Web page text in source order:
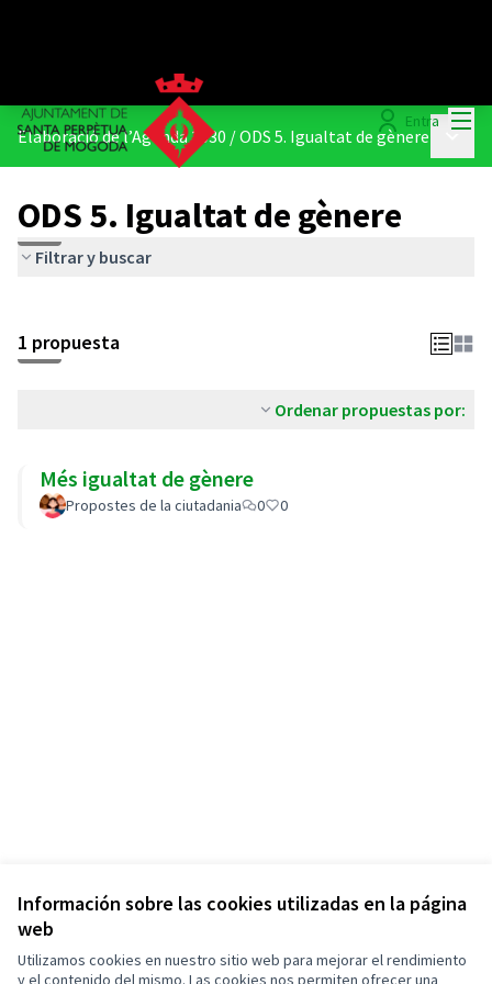
Información sobre las cookies utilizadas en la página
web
Utilizamos cookies en nuestro sitio web para mejorar el rendimiento
y el contenido del mismo. Las cookies nos permiten ofrecer una
Entra
Elaboració de l’Agenda 2030 /ODS 5. Igualtat de gènere
ODS 5. Igualtat de gènere
Filtrar y buscar
1 propuesta
Ordenar propuestas por:
Més igualtat de gènere
Propostes de la ciutadania 0 0